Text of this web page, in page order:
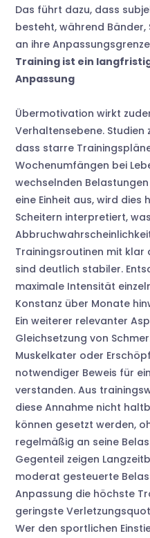
Das führt dazu, dass
besteht, während Bänder,
an ihre
Training ist ein
Anpassung
Übermotivation wirkt
Verhaltensebene.
dass starre
Wochenumfängen bei
wechselnden
eine Einheit aus, wird
Scheitern interpretiert,
Trainingsroutinen mit klar
sind deutlich stabiler.
maximale Intensität
Konstanz über Monate
Ein weiterer relevanter
Gleichsetzung von
Muskelkater oder
notwendiger Beweis für
verstanden. Aus
diese Annahme nicht
können gesetzt werden,
regelmäßig an seine
Gegenteil zeigen
moderat gesteuerte
Anpassung die höchste
geringste
Wer den sportlichen